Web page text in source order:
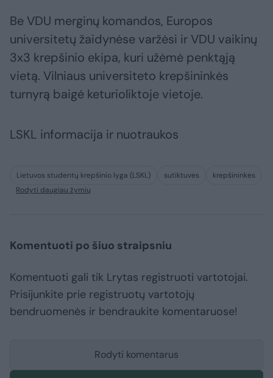
Be VDU merginų komandos, Europos
universitetų žaidynėse varžėsi ir VDU vaikinų
3x3 krepšinio ekipa, kuri užėmė penktąją
vietą. Vilniaus universiteto krepšininkės
turnyrą baigė keturioliktoje vietoje.
LSKL informacija ir nuotraukos
Lietuvos studentų krepšinio lyga (LSKL) sutiktuvės
krepšininkės
Rodyti daugiau žymių
Komentuoti po šiuo straipsniu
Komentuoti gali tik Lrytas registruoti vartotojai.
Prisijunkite prie registruotų vartotojų
bendruomenės ir bendraukite komentaruose!
Rodyti komentarus